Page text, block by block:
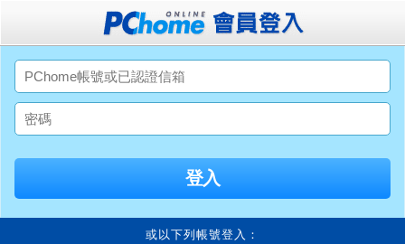
或以下列帳號登入：